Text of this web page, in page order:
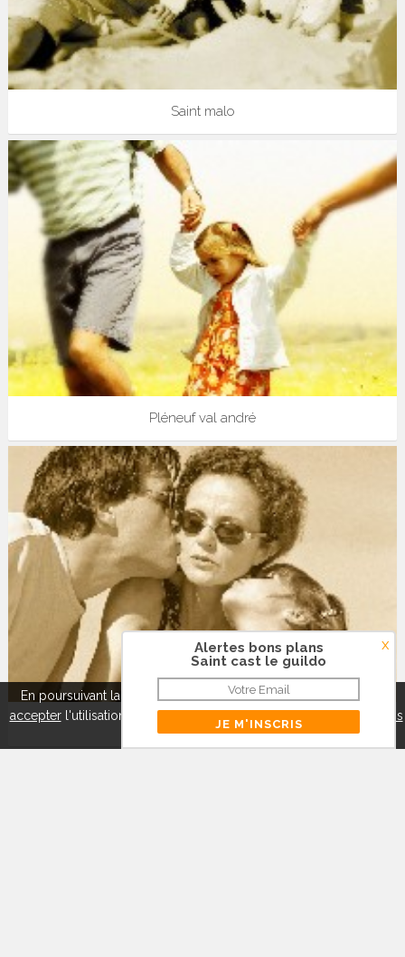
Alertes bons plans
Saint cast le guildo
x
Saint malo
Pléneuf val andré
Dol de bretagne
En poursuivant la navigation sur ce site, vous pouvez
accepterl'utilisation de cookies pour mieux vous servir.
A propos
des cookies
Fermer